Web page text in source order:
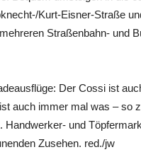
Kurt-Eisner-Straße
Straßenbahn- und
Der Cossi ist
auch immer mal was – so
und
Zusehen. red./jw